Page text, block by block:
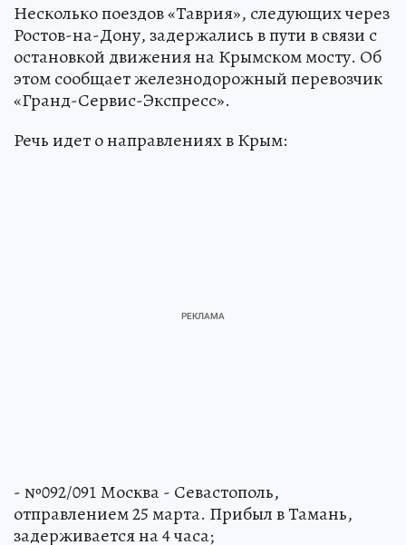
Несколько поездов «Таврия», следующих через
Ростов-на-Дону, задержались в пути в связи с
остановкой движения на Крымском мосту. Об
этом сообщает железнодорожный перевозчик
«Гранд-Сервис-Экспресс».
Речь идет о направлениях в Крым:
- №092/091 Москва - Севастополь,
отправлением 25 марта. Прибыл в Тамань,
задерживается на 4 часа;